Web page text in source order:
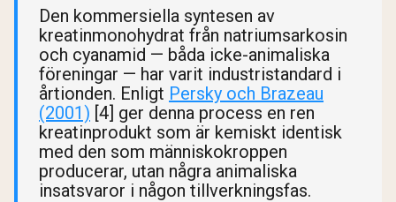
Den kommersiella syntesen av
kreatinmonohydrat från natriumsarkosin
och cyanamid — båda icke-animaliska
föreningar — har varit industristandard i
årtionden. Enligt Persky och Brazeau
(2001) [4] ger denna process en ren
kreatinprodukt som är kemiskt identisk
med den som människokroppen
producerar, utan några animaliska
insatsvaror i någon tillverkningsfas.